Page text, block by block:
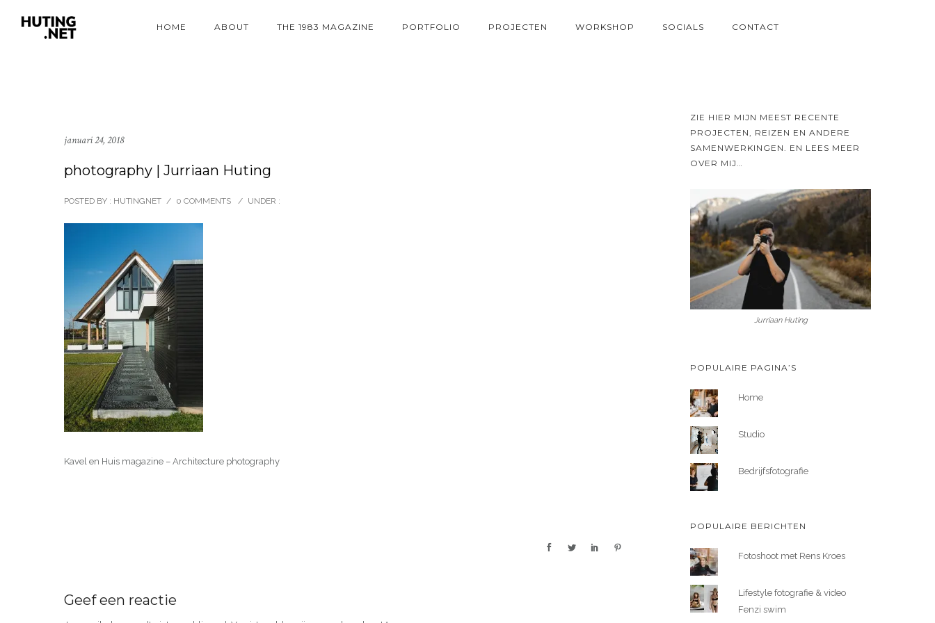
HOME ABOUT THE 1983 MAGAZINE PORTFOLIO PROJECTEN WORKSHOP SOCIALS CONTACT
januari 24, 2018
photography | Jurriaan Huting
POSTED BY : HUTINGNET / 0 COMMENTS / UNDER :
Kavel en Huis magazine – Architecture photography
Geef een reactie
ZIE HIER MIJN MEEST RECENTE
PROJECTEN, REIZEN EN ANDERE
SAMENWERKINGEN. EN LEES MEER
OVER MIJ…
Jurriaan Huting
POPULAIRE PAGINA’S
Home
Studio
Bedrijfsfotografie
POPULAIRE BERICHTEN
Fotoshoot met Rens Kroes
Lifestyle fotografie & video
Fenzi swim